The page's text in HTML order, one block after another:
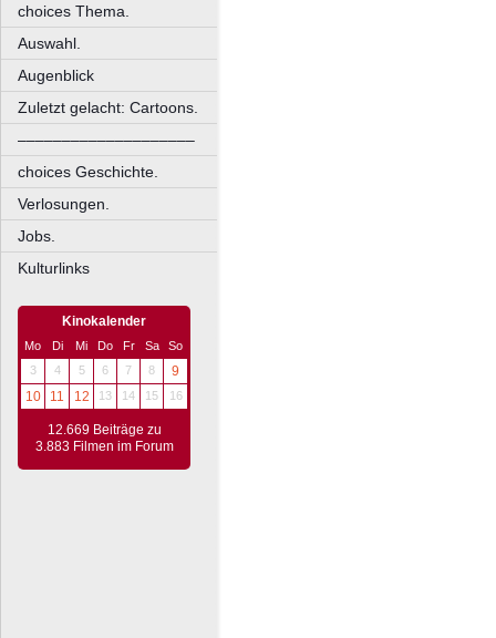
choices Thema.
Auswahl.
Augenblick
Zuletzt gelacht: Cartoons.
––––––––––––––––––––
choices Geschichte.
Verlosungen.
Jobs.
Kulturlinks
Kinokalender
Mo Di Mi Do Fr Sa
So
3
4 5 6 7 8
9
10
11 12 13 14 15 16
12.669 Beiträge zu
3.883 Filmen im Forum